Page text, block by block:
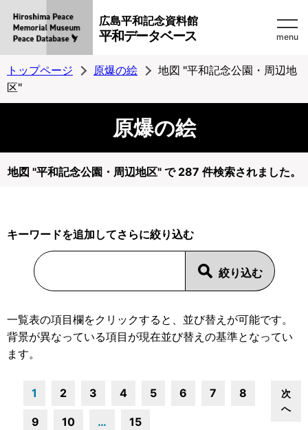
広島平和記念資料館
平和データベース menu
トップページ 原爆の絵
地図 "平和記念公園・周辺地
区"
原爆の絵
地図 "平和記念公園・周辺地区" で 287 件検索されました。
キーワードを追加してさらに絞り込む
一覧表の項目欄をクリックすると、並び替えが可能です。
背景が異なっている項目が現在並び替えの基準となってい
ます。
1 2 3 4 5 6 7 8
9 10 … 15
次
へ